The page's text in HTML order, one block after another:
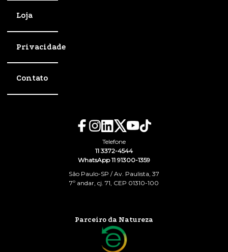
Loja
Privacidade
Contato
Telefone
11 3372-4544
WhatsApp 11 91300-1359
São Paulo-SP / Av. Paulista, 37
7º andar, cj. 71, CEP 01310-100
Parceiro da Natureza